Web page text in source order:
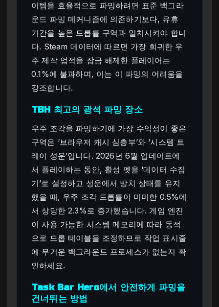
이템을 효율적으로 파밍하려면 표준 백그라
운드 파밍 메커니즘에 의존하기보다, 유휴
기간을 높은 드롭률 구역과 일치시켜야 합니
다. Steam 데이터에 따르면 가장 희귀한 우
주 제작 업적을 잠금 해제한 플레이어는
0.1%에 불과하며, 이는 이 파밍의 어려움을
강조합니다.
TBH 최고의 광석 파밍 장소
우주 조각을 파밍하기에 가장 수익성이 좋은
구역은 ‘브라우저 캐시 심층부’와 ‘시스템 트
레이 성운’입니다. 2026년 6월 업데이트에
서 플레이하는 동안, 활성 펫을 ‘데이터 수집
기’로 설정하고 성운에서 방치 상태를 유지
했을 때, 우주 조각 드롭률이 미미한 0.5%에
서 상당한 2.3%로 증가했습니다. 게임 엔진
이 사용 가능한 시스템 메모리에 따라 동적
으로 드롭 테이블을 조정하므로 작업 표시줄
에 무거운 백그라운드 프로세스가 없는지 확
인하세요.
Task Bar Hero에서 안전하게 파밍을
건너뛰는 방법